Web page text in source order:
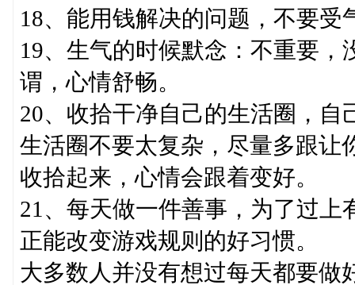
18、能用钱解决的问题，不要受
19、生气的时候默念：不重要
谓，心情舒畅。
20、收拾干净自己的生活圈，自
生活圈不要太复杂，尽量多跟让
收拾起来，心情会跟着变好。
21、每天做一件善事，为了过
正能改变游戏规则的好习惯。
大多数人并没有想过每天都要做